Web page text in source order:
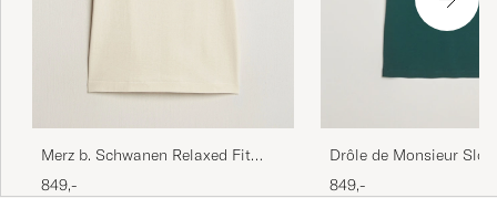
Merz b. Schwanen Relaxed Fit
Loopwheeled T-Shirt Nature
849,-
Drôle de Monsieur
Dark Green
849,-